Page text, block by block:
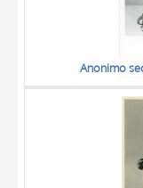
Anonimo